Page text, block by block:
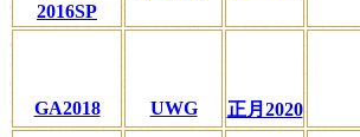
2016SP
GA2018 UWG 正月2020